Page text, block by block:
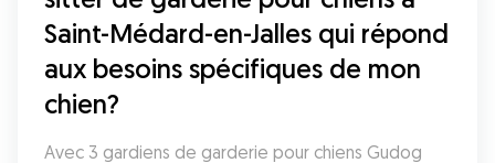
Saint-Médard-en-Jalles qui répond
aux besoins spécifiques de mon
chien?
Avec 3 gardiens de garderie pour chiens Gudog